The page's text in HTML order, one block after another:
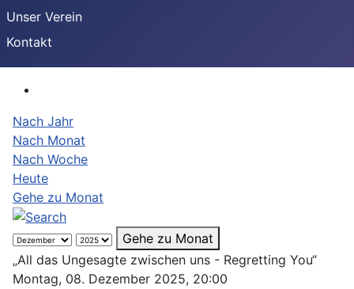
Unser Verein
Kontakt
Nach Jahr
Nach Monat
Nach Woche
Heute
Gehe zu Monat
Gehe zu Monat
„All das Ungesagte zwischen uns - Regretting You“
Montag, 08. Dezember 2025, 20:00